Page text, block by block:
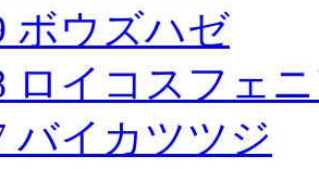
ボウズハゼ
ロイコスフェ
バイカツツジ